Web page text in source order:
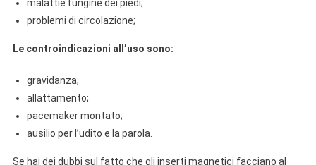
malattie fungine dei piedi;
problemi di circolazione;
Le controindicazioni all’uso sono:
gravidanza;
allattamento;
pacemaker montato;
ausilio per l’udito e la parola.
Se hai dei dubbi sul fatto che gli inserti magnetici facciano al